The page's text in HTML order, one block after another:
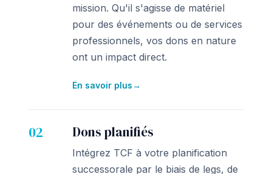
mission. Qu'il s'agisse de matériel
pour des événements ou de services
professionnels, vos dons en nature
ont un impact direct.
En savoir plus→
02 Dons planifiés
Intégrez TCF à votre planification
successorale par le biais de legs, de